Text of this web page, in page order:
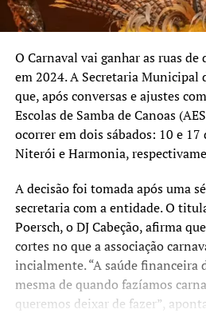
O Carnaval vai ganhar as ruas de
em 2024. A Secretaria Municipal
que, após conversas e ajustes
Escolas de Samba de Canoas
ocorrer em dois sábados: 10 e
Niterói e Harmonia,
A decisão foi tomada após uma
secretaria com a entidade. O
Poersch, o DJ Cabeção, afirma
cortes no que a associação
incialmente. “A saúde financeira
mesma de quando fazíamos
queremos deixar de fazer”,